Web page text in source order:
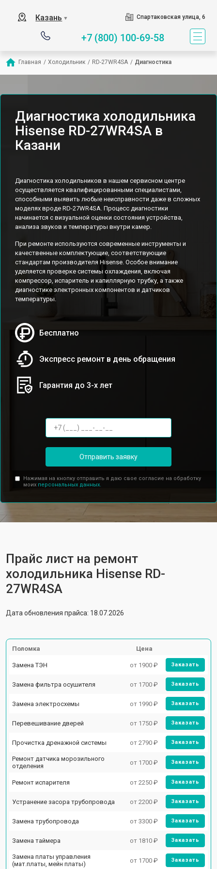
Казань ▼ Спартаковская улица, 6
+7 (800) 100-69-58
Главная / Холодильник / RD-27WR4SA / Диагностика
Диагностика холодильника
Hisense RD-27WR4SA в
Казани
Диагностика холодильников в нашем сервисном центре
осуществляется квалифицированными специалистами,
способными выявить любые неисправности даже в сложных
моделях вроде RD-27WR4SA. Процесс диагностики
начинается с визуальной оценки состояния устройства,
анализа звуков и температуры внутри камер.
При ремонте используются современные инструменты и
качественные комплектующие, соответствующие
стандартам производителя Hisense. Особое внимание
уделяется проверке системы охлаждения, включая
компрессор, испаритель и капиллярную трубку, а также
диагностике электронных компонентов и датчиков
температуры.
Бесплатно
Экспресс ремонт в день обращения
Гарантия до 3-х лет
Отправить заявку
Нажимая на кнопку отправить я даю свое согласие на обработку
моих персональных данных.
Прайс лист на ремонт
холодильника Hisense RD-
27WR4SA
Дата обновления прайса: 18.07.2026
Поломка Цена
Замена ТЭН от 1900 ₽ Заказать
Замена фильтра осушителя от 1700 ₽ Заказать
Замена электросхемы от 1990 ₽ Заказать
Перевешивание дверей от 1750 ₽ Заказать
Прочистка дренажной системы от 2790 ₽ Заказать
Ремонт датчика морозильного
отделения
от 1700 ₽ Заказать
Ремонт испарителя от 2250 ₽ Заказать
Устранение засора трубопровода от 2200 ₽ Заказать
Замена трубопровода от 3300 ₽ Заказать
Замена таймера от 1810 ₽ Заказать
Замена платы управления
(мат.платы, мейн платы)
от 1700 ₽ Заказать